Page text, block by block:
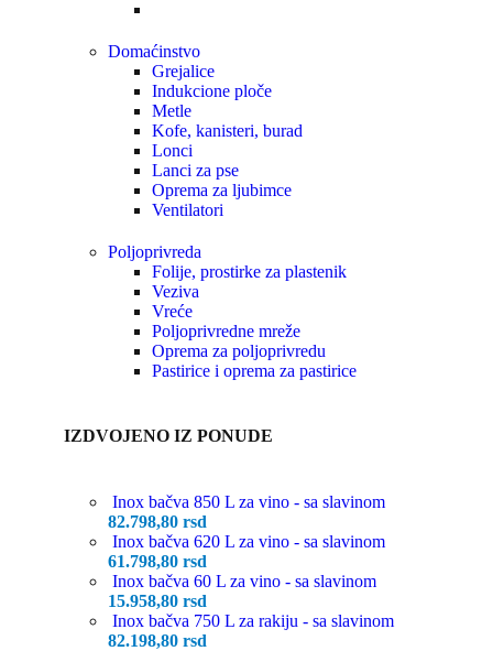
Domaćinstvo
Grejalice
Indukcione ploče
Metle
Kofe, kanisteri, burad
Lonci
Lanci za pse
Oprema za ljubimce
Ventilatori
Poljoprivreda
Folije, prostirke za plastenik
Veziva
Vreće
Poljoprivredne mreže
Oprema za poljoprivredu
Pastirice i oprema za pastirice
IZDVOJENO IZ PONUDE
Inox bačva 850 L za vino - sa slavinom
82.798,80 rsd
Inox bačva 620 L za vino - sa slavinom
61.798,80 rsd
Inox bačva 60 L za vino - sa slavinom
15.958,80 rsd
Inox bačva 750 L za rakiju - sa slavinom
82.198,80 rsd